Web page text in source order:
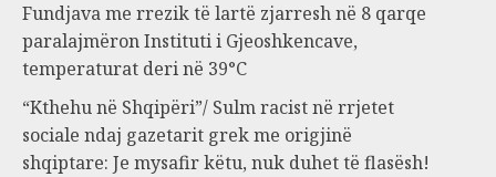
Fundjava me rrezik të lartë zjarresh në 8 qarqe
paralajmëron Instituti i Gjeoshkencave,
temperaturat deri në 39°C
“Kthehu në Shqipëri”/ Sulm racist në rrjetet
sociale ndaj gazetarit grek me origjinë
shqiptare: Je mysafir këtu, nuk duhet të flasësh!